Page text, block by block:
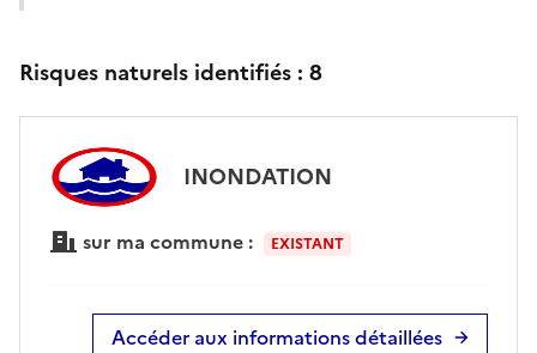
Risques naturels identifiés : 8
INONDATION
sur ma commune : EXISTANT
Accéder aux informations détaillées